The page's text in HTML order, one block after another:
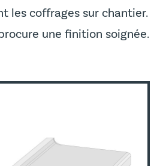
les coffrages sur chantier.
une finition soignée.